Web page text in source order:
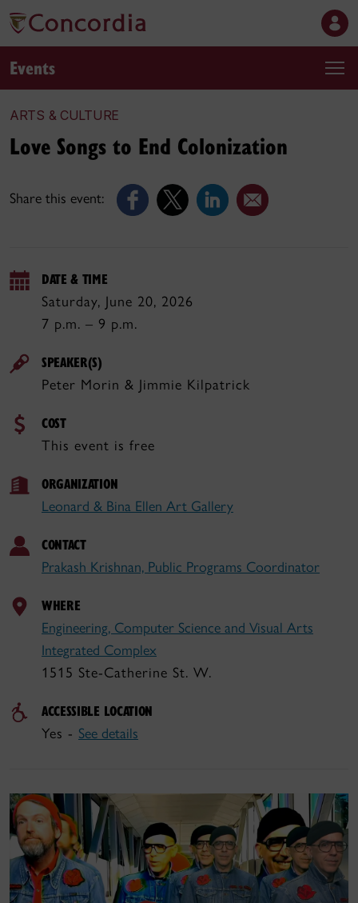
Events
ARTS & CULTURE
Share this event:
Love Songs to End Colonization
DATE & TIME
Saturday, June 20, 2026
7 p.m. – 9 p.m.
SPEAKER(S)
Peter Morin & Jimmie Kilpatrick
COST
This event is free
ORGANIZATION
Leonard & Bina Ellen Art Gallery
CONTACT
Prakash Krishnan, Public Programs Coordinator
WHERE
Engineering, Computer Science and Visual Arts
Integrated Complex
1515 Ste-Catherine St. W.
ACCESSIBLE LOCATION
Yes - See details